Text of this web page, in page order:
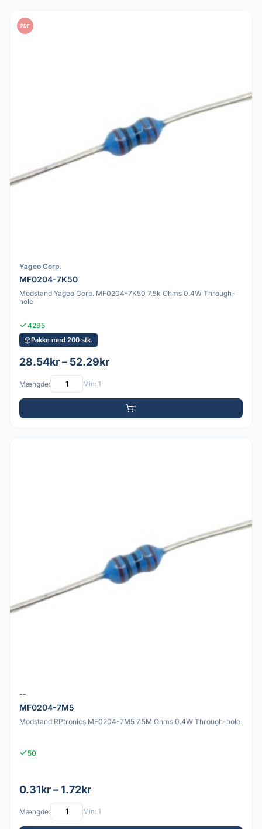
PDF
Yageo Corp.
MF0204-7K50
Modstand Yageo Corp. MF0204-7K50 7.5k Ohms 0.4W Through-
hole
4295
Pakke med 200 stk.
28.54kr – 52.29kr
Mængde: Min: 1
--
MF0204-7M5
Modstand RPtronics MF0204-7M5 7.5M Ohms 0.4W Through-hole
50
0.31kr – 1.72kr
Mængde: Min: 1